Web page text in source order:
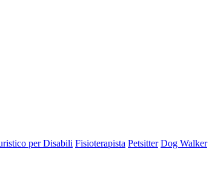
per Disabili Fisioterapista Petsitter Dog Walker